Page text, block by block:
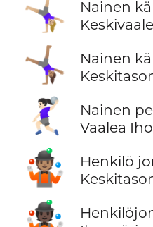
🤸🏼‍♀️
Nainen
🤸🏽‍♀️
Nainen
🤾🏻‍♀️
Nainen
Vaalea
🤹🏽
Henkilö